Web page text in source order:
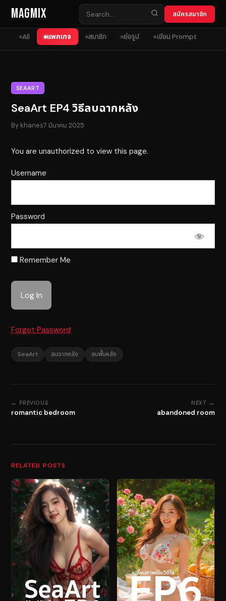
Skip to content
MagMix สมัครสมาชิก
All แพคเกจ สมาชิก ย่อรูป เขียน Prompt
SEAART
SeaArt EP4 วิธีลบฉากหลัง
By khanes7 มีนาคม 2025
You are unauthorized to view this page.
Username
Password
Remember Me
Forgot Password
SeaArt ลบฉากหลัง ลบพื้นหลัง
← PREVIOUS
romantic bedroom
NEXT →
abandoned room
RELATED POSTS